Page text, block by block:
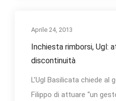
Aprile 24, 2013
Inchiesta rimborsi, Ugl:
discontinuità
L’Ugl Basilicata chiede al
Filippo di attuare “un